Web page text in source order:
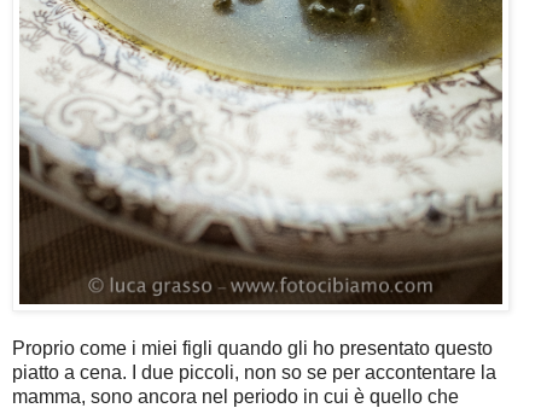
Proprio come i miei figli quando gli ho presentato questo
piatto a cena. I due piccoli, non so se per accontentare la
mamma, sono ancora nel periodo in cui è quello che